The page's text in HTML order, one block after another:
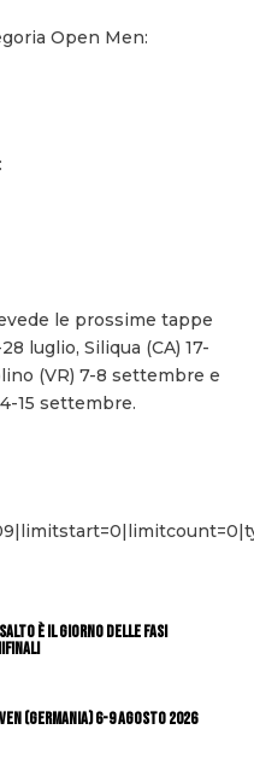
Open Men:
le prossime tappe
luglio, Siliqua (CA) 17-
(VR) 7-8 settembre e
15 settembre.
Salto è il giorno delle fasi
(Germania) 6-9 agosto 2026